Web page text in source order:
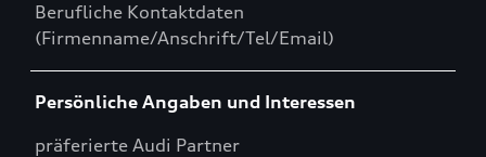
Berufliche Kontaktdaten
(Firmenname/Anschrift/Tel/Email)
Persönliche Angaben und Interessen
präferierte Audi Partner